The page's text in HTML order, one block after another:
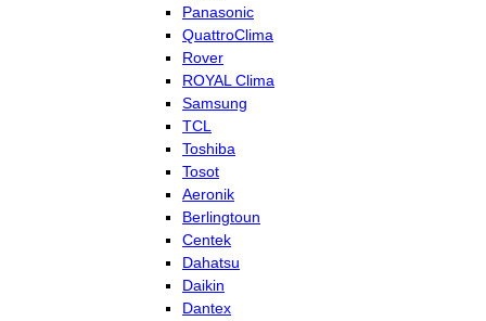
Panasonic
QuattroClima
Rover
ROYAL Clima
Samsung
TCL
Toshiba
Tosot
Aeronik
Berlingtoun
Centek
Dahatsu
Daikin
Dantex